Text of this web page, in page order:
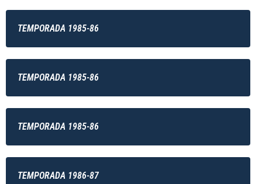
TEMPORADA 1985-86
TEMPORADA 1985-86
TEMPORADA 1985-86
TEMPORADA 1986-87